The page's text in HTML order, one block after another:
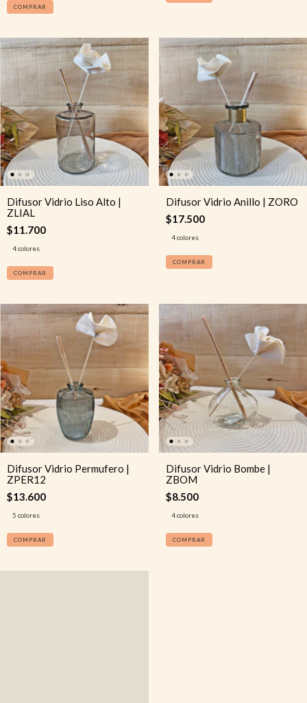
COMPRAR
Difusor Vidrio Liso Alto |
ZLIAL
$11.700
4 colores
COMPRAR
Difusor Vidrio Anillo | ZORO
$17.500
4 colores
COMPRAR
Difusor Vidrio Permufero |
ZPER12
$13.600
5 colores
COMPRAR
Difusor Vidrio Bombe |
ZBOM
$8.500
4 colores
COMPRAR